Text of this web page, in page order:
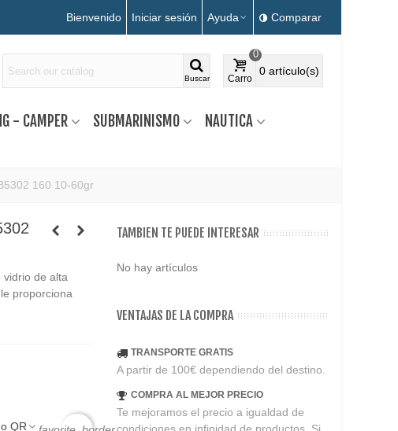
Bienvenido Iniciar sesión Ayuda Comparar
Buscar Carro
0
0 artículo(s)
- CAMPER SUBMARINISMO
NAUTICA
160 10-60gr
vidrio de alta
proporciona
QR
TAMBIEN TE PUEDE INTERESAR
No hay artículos
VENTAJAS DE LA COMPRA
TRANSPORTE GRATIS
A partir de 100€ dependiendo del destino.
COMPRA AL MEJOR PRECIO
Te mejoramos el precio a igualdad de